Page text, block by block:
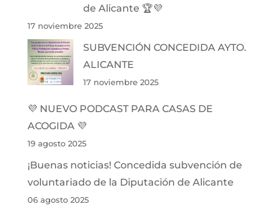
de Alicante 🏆💜
17 noviembre 2025
SUBVENCIÓN CONCEDIDA AYTO.
ALICANTE
17 noviembre 2025
💜 NUEVO PODCAST PARA CASAS DE
ACOGIDA 💜
19 agosto 2025
¡Buenas noticias! Concedida subvención de
voluntariado de la Diputación de Alicante
06 agosto 2025